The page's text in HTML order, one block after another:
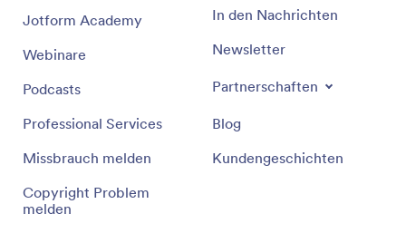
Jotform Academy
Webinare
Podcasts
Professional Services
Missbrauch melden
Copyright Problem
melden
In den Nachrichten
Newsletter
Partnerschaften
Blog
Kundengeschichten